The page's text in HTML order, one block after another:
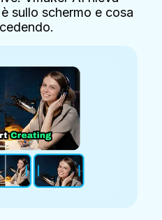
sullo schermo e cosa